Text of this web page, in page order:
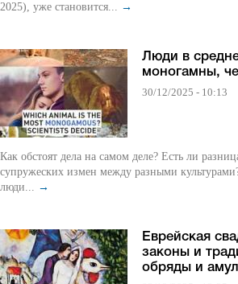
2025), уже становится... →
Люди в
моногамны,
30/12/2025 - 10:13
Как обстоят дела на самом деле? Есть ли
супружеских измен между разными
люди... →
Еврейская
законы и
обряды и